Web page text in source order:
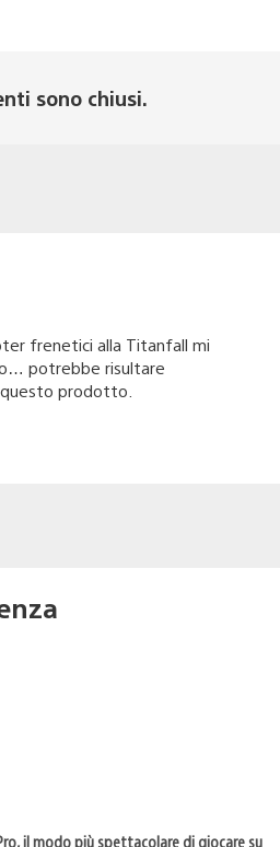
sono chiusi.
frenetici alla Titanfall mi
potrebbe risultare
prodotto.
il modo più spettacolare di giocare su